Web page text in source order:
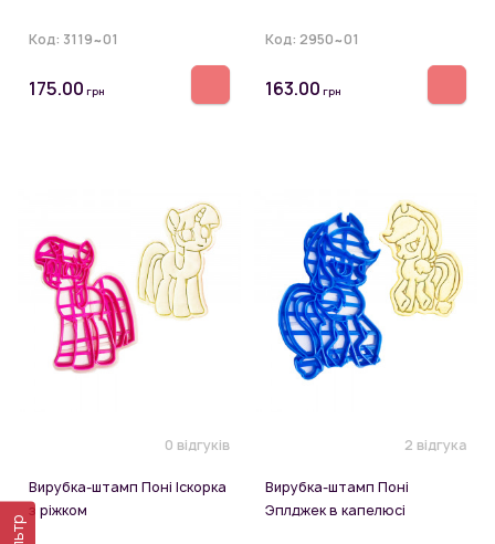
Код: 3119~01
175.00 грн
Код: 2950~01
163.00 грн
0 відгуків
Вирубка-штамп Поні Іскорка
з ріжком
2 відгука
Вирубка-штамп Поні
Эплджек в капелюсі